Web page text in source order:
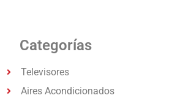
Categorías
Televisores
Aires Acondicionados